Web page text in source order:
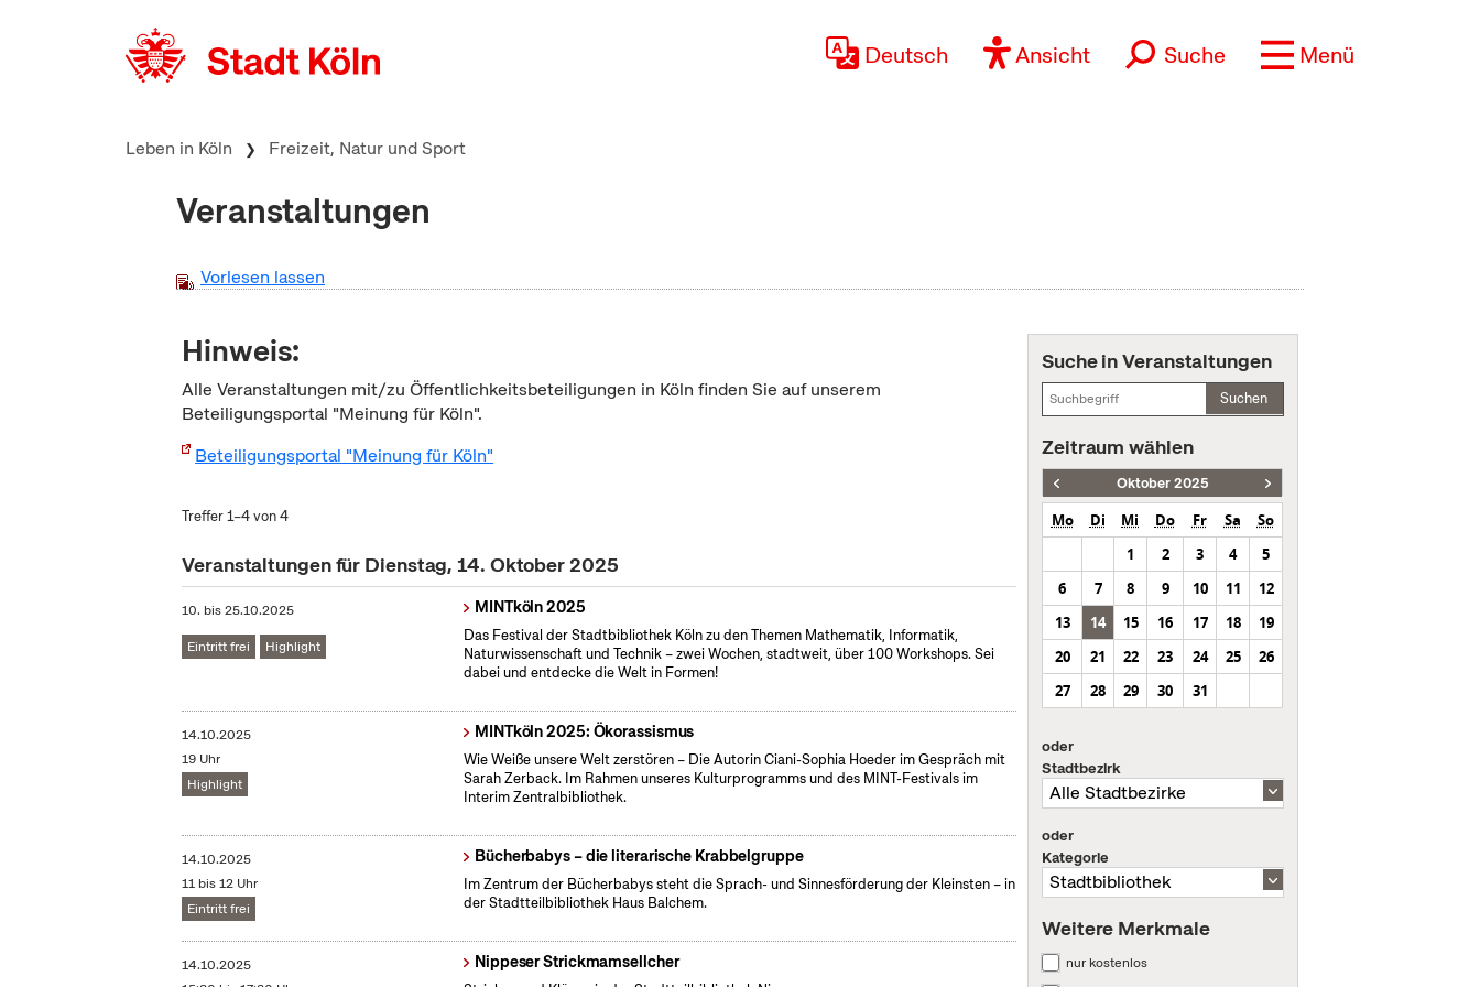
Deutsch Ansicht Suche Menü
Leben in Köln Freizeit, Natur und Sport
Veranstaltungen
Vorlesen lassen
Hinweis:
Alle Veranstaltungen mit/zu Öffentlichkeitsbeteiligungen in Köln finden Sie auf unserem
Beteiligungsportal "Meinung für Köln".
Beteiligungsportal "Meinung für Köln"
Treffer 1–4 von 4
Veranstaltungen für Dienstag, 14. Oktober 2025
10. bis25.10.2025
Eintritt frei Highlight
MINTköln 2025
Das Festival der Stadtbibliothek Köln zu den Themen Mathematik, Informatik,
Naturwissenschaft und Technik – zwei Wochen, stadtweit, über 100 Workshops. Sei
dabei und entdecke die Welt in Formen!
14.10.2025
19 Uhr
Highlight
MINTköln 2025: Ökorassismus
Wie Weiße unsere Welt zerstören – Die Autorin Ciani-Sophia Hoeder im Gespräch mit
Sarah Zerback. Im Rahmen unseres Kulturprogramms und des MINT-Festivals im
Interim Zentralbibliothek.
14.10.2025
11 bis 12 Uhr
Eintritt frei
Bücherbabys – die literarische Krabbelgruppe
Im Zentrum der Bücherbabys steht die Sprach- und Sinnesförderung der Kleinsten – in
der Stadtteilbibliothek Haus Balchem.
14.10.2025
Nippeser Strickmamsellcher
Suche in Veranstaltungen
Suchen
Zeitraum wählen
Oktober 2025
Mo Di Mi Do Fr Sa
So
1
2 3 4
5
6
7 8 9 10 11
12
13
14 15 16 17 18
19
20
21 22 23 24 25
26
27
28 29 30 31
oder
Stadtbezirk
oder
Kategorie
Weitere Merkmale
nur kostenlos